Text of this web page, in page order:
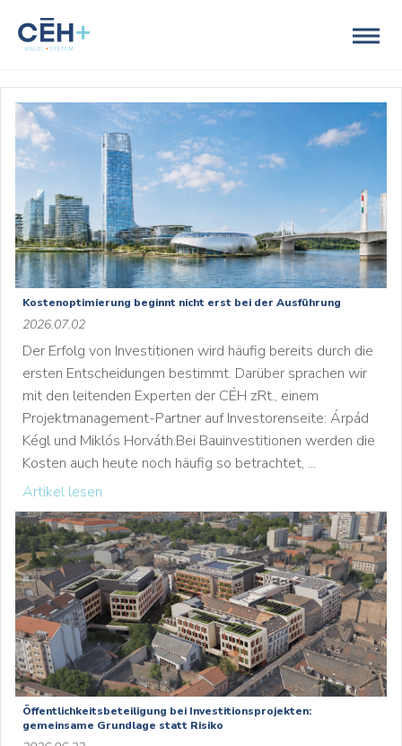
Kostenoptimierung beginnt nicht erst bei der Ausführung
2026.07.02
Der Erfolg von Investitionen wird häufig bereits durch die
ersten Entscheidungen bestimmt. Darüber sprachen wir
mit den leitenden Experten der CÉH zRt., einem
Projektmanagement-Partner auf Investorenseite: Árpád
Kégl und Miklós Horváth.Bei Bauinvestitionen werden die
Kosten auch heute noch häufig so betrachtet, ...
Artikel lesen
Öffentlichkeitsbeteiligung bei Investitionsprojekten:
gemeinsame Grundlage statt Risiko